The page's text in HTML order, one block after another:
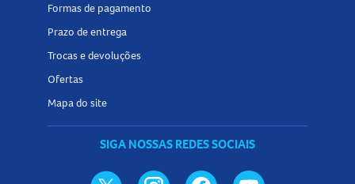
Formas de pagamento
Prazo de entrega
Trocas e devoluções
Ofertas
Mapa do site
SIGA NOSSAS REDES SOCIAIS